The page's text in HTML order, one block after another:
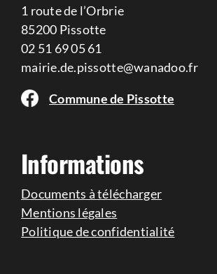
1 route de l’Orbrie
85200 Pissotte
02 51 69 05 61
mairie.de.pissotte@wanadoo.fr
Commune de Pissotte
Informations
Documents à télécharger
Mentions légales
Politique de confidentialité